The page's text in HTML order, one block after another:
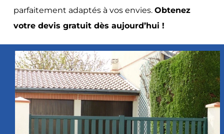
parfaitement adaptés à vos envies. Obtenez
votre devis gratuit dès aujourd’hui !